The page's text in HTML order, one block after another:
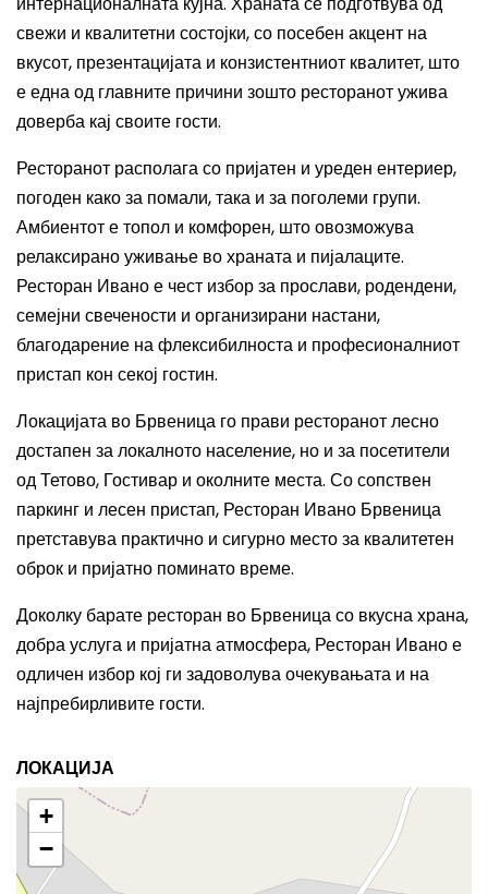
свежи и квалитетни состојки, со посебен акцент на
вкусот, презентацијата и конзистентниот квалитет, што
е една од главните причини зошто ресторанот ужива
доверба кај своите гости.
Ресторанот располага со пријатен и уреден ентериер,
погоден како за помали, така и за поголеми групи.
Амбиентот е топол и комфорен, што овозможува
релаксирано уживање во храната и пијалаците.
Ресторан Ивано е чест избор за прослави, родендени,
семејни свечености и организирани настани,
благодарение на флексибилноста и професионалниот
пристап кон секој гостин.
Локацијата во Брвеница го прави ресторанот лесно
достапен за локалното население, но и за посетители
од Тетово, Гостивар и околните места. Со сопствен
паркинг и лесен пристап, Ресторан Ивано Брвеница
претставува практично и сигурно место за квалитетен
оброк и пријатно поминато време.
Доколку барате ресторан во Брвеница со вкусна храна,
добра услуга и пријатна атмосфера, Ресторан Ивано е
одличен избор кој ги задоволува очекувањата и на
најпребирливите гости.
ЛОКАЦИЈА
+
−